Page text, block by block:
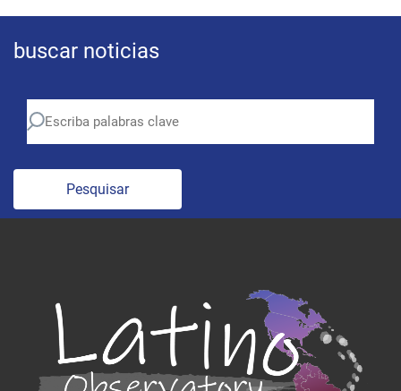
Pesquisar
Proyecto de investigación vinculado al Departamento de
Ciencias Políticas y Económicas de la Universidade Estadual